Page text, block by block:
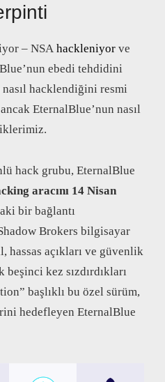
– NSA hackleniyor ve
ebedi tehdidini
nasıl hacklendiğini resmi
EternalBlue’nun nasıl
hack grubu, EternalBlue
aracını 14 Nisan
bir bağlantı
Brokers bilgisayar
hassas açıkları ve güvenlik
kez sızdırdıkları
başlıklı bu özel sürüm,
hedefleyen EternalBlue